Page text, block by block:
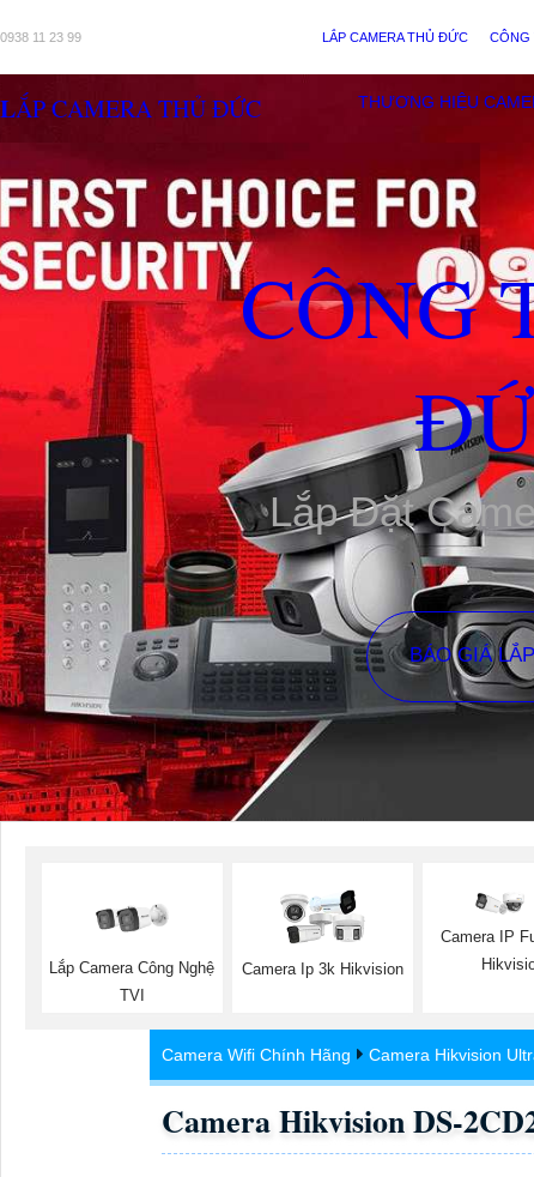
0938 11 23 99 LẮP CAMERA THỦ ĐỨC CÔNG
LẮP CAMERA THỦ ĐỨC THƯƠNG HIỆU
CÔNG
Lắp Đặt
BÁO GIÁ
Lắp Camera Công Nghệ
TVI
Camera Ip 3k Hikvision
Camera IP
Camera Wifi Chính Hãng Camera Hikvision
Camera Hikvision DS-